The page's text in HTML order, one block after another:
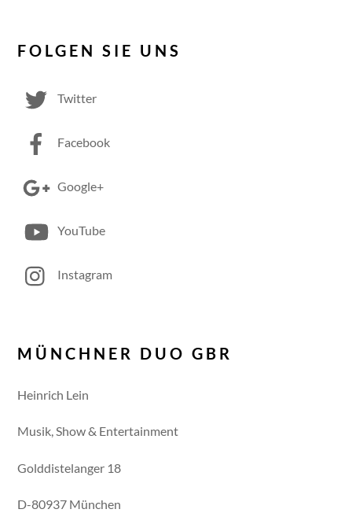
FOLGEN SIE UNS
Twitter
Facebook
Google+
YouTube
Instagram
MÜNCHNER DUO GBR
Heinrich Lein
Musik, Show & Entertainment
Golddistelanger 18
D-80937 München